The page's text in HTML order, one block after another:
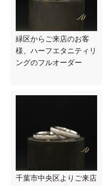
緑区からご来店のお客
様、ハーフエタニティリ
ングのフルオーダー
千葉市中央区よりご来店